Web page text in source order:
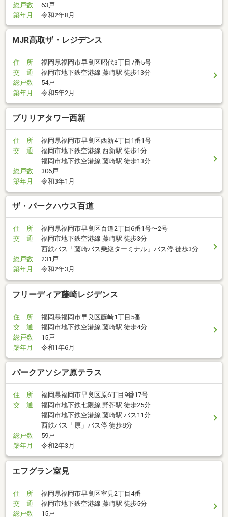
総戸数
63戸
築年月
令和2年8月
MJR高取ザ・レジデンス
住 所
福岡県福岡市早良区昭代3丁目7番5号
交 通
福岡市地下鉄空港線 藤崎駅 徒歩13分
総戸数
54戸
築年月
令和5年2月
ブリリアタワー西新
住 所
福岡県福岡市早良区西新4丁目1番1号
交 通
福岡市地下鉄空港線 西新駅 徒歩1分
福岡市地下鉄空港線 藤崎駅 徒歩13分
総戸数
306戸
築年月
令和3年1月
ザ・パークハウス百道
住 所
福岡県福岡市早良区百道2丁目6番1号〜2号
交 通
福岡市地下鉄空港線 藤崎駅 徒歩3分
西鉄バス「藤崎バス乗継ターミナル」バス停 徒歩3分
総戸数
231戸
築年月
令和2年3月
フリーディア藤崎レジデンス
住 所
福岡県福岡市早良区藤崎1丁目5番
交 通
福岡市地下鉄空港線 藤崎駅 徒歩4分
総戸数
15戸
築年月
令和1年6月
パークアソシア原テラス
住 所
福岡県福岡市早良区原6丁目9番17号
交 通
福岡市地下鉄七隈線 野芥駅 徒歩25分
福岡市地下鉄空港線 藤崎駅 バス11分
西鉄バス「原」バス停 徒歩8分
総戸数
59戸
築年月
令和2年3月
エフグラン室見
住 所
福岡県福岡市早良区室見2丁目4番
交 通
福岡市地下鉄空港線 藤崎駅 徒歩5分
総戸数
15戸